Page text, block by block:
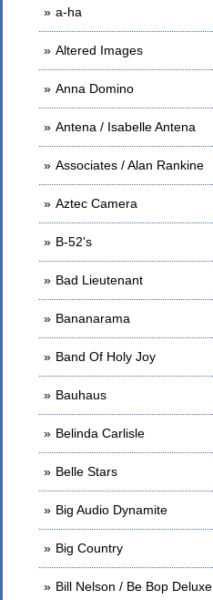
a-ha
Altered Images
Anna Domino
Antena / Isabelle Antena
Associates / Alan Rankine
Aztec Camera
B-52's
Bad Lieutenant
Bananarama
Band Of Holy Joy
Bauhaus
Belinda Carlisle
Belle Stars
Big Audio Dynamite
Big Country
Bill Nelson / Be Bop Deluxe